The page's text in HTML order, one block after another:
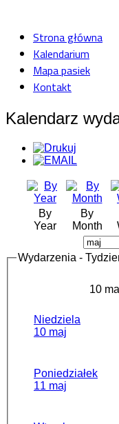
Strona główna
Kalendarium
Mapa pasiek
Kontakt
Kalendarz
By
Year
By
Month
Wydarzenia -
10
Niedziela
10 maj
Poniedziałek
11 maj